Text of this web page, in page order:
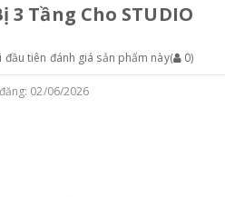
Tầng Cho STUDIO
tiên đánh giá sản phẩm này( 0)
02/06/2026